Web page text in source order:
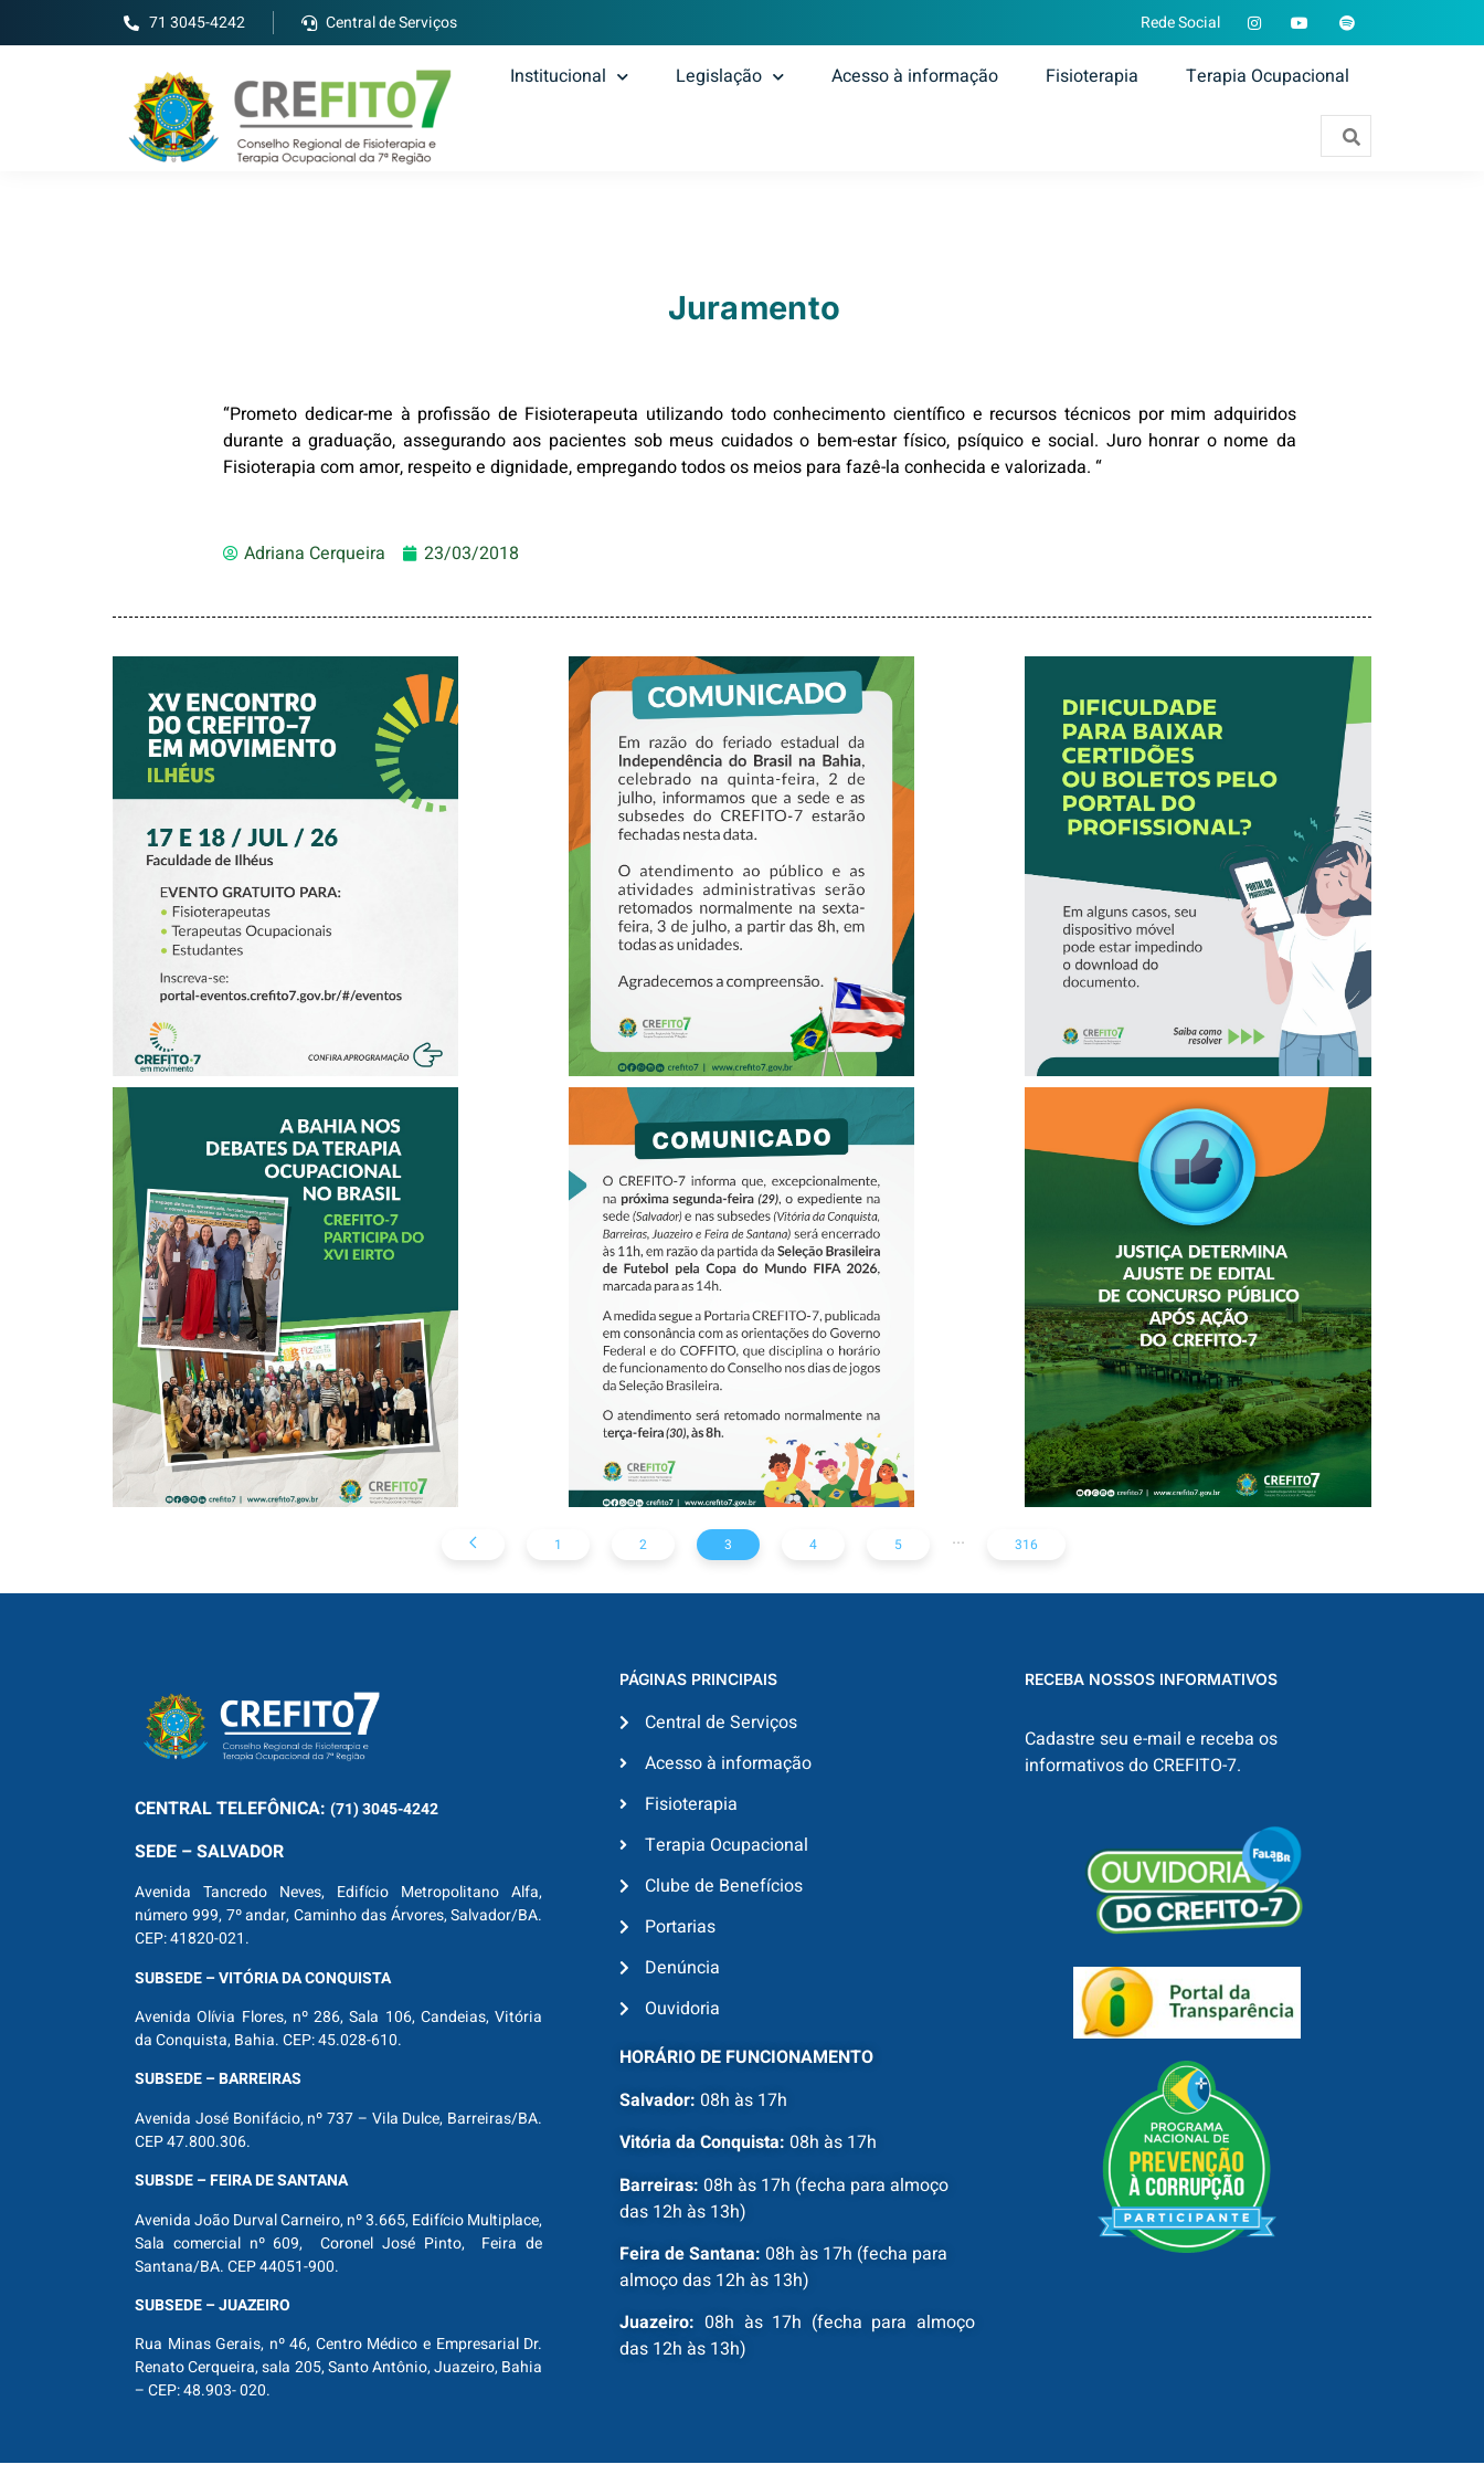
71 3045-4242 Central de Serviços Rede Social
Institucional Legislação Acesso à informação Fisioterapia Terapia Ocupacional
Juramento
“Prometo dedicar-me à profissão de Fisioterapeuta utilizando todo conhecimento científico e recursos técnicos por mim adquiridos
durante a graduação, assegurando aos pacientes sob meus cuidados o bem-estar físico, psíquico e social. Juro honrar o nome da
Fisioterapia com amor, respeito e dignidade, empregando todos os meios para fazê-la conhecida e valorizada. “
Adriana Cerqueira 23/03/2018
XV CREFITO-7 EM
MOVIMENTO
CHEGA A ILHÉUS
COM DOIS DIAS DE
PROGRAMAÇÃO
PARA
FISIOTERAPEUTAS,
TERAPEUTAS
OCUPACIONAIS E
ESTUDANTES
COMUNICADO –
FERIADO DE 2 DE
JULHO
ORIENTAÇÕES
PARA BAIXAR
BOLETOS PELO
PORTAL DO
PROFISSIONAL
A BAHIA NOS
DEBATES DA
TERAPIA
OCUPACIONAL NO
BRASIL – CREFITO-
7 PARTICIPA DO
XVI EIRTO
COMUNICADO –
ALTERAÇÃO DE
EXPEDIENTE
JUSTIÇA
DETERMINA
AJUSTE DE EDITAL
DE CONCURSO
PÚBLICO APÓS
AÇÃO DO
CREFITO-7
1 2 3 4 5 ... 316
CENTRALTELEFÔNICA: (71) 3045-4242
SEDE – SALVADOR
Avenida Tancredo Neves, Edifício Metropolitano Alfa,
número 999, 7º andar, Caminho das Árvores, Salvador/BA.
CEP: 41820-021.
SUBSEDE – VITÓRIA DA CONQUISTA
Avenida Olívia Flores, nº 286, Sala 106, Candeias, Vitória
da Conquista, Bahia. CEP: 45.028-610.
SUBSEDE – BARREIRAS
Avenida José Bonifácio, nº 737 – Vila Dulce, Barreiras/BA.
CEP 47.800.306.
SUBSDE – FEIRA DE SANTANA
Avenida João Durval Carneiro, nº 3.665, Edifício Multiplace,
Sala comercial nº 609, Coronel José Pinto, Feira de
Santana/BA. CEP 44051-900.
SUBSEDE – JUAZEIRO
Rua Minas Gerais, nº 46, Centro Médico e Empresarial Dr.
Renato Cerqueira, sala 205, Santo Antônio, Juazeiro, Bahia
– CEP: 48.903- 020.
PÁGINAS PRINCIPAIS
Central de Serviços
Acesso à informação
Fisioterapia
Terapia Ocupacional
Clube de Benefícios
Portarias
Denúncia
Ouvidoria
HORÁRIO DE FUNCIONAMENTO
Salvador: 08h às 17h
Vitória da Conquista: 08h às 17h
Barreiras: 08h às 17h (fecha para almoço
das 12h às 13h)
Feira de Santana: 08h às 17h (fecha para
almoço das 12h às 13h)
Juazeiro: 08h às 17h (fecha para almoço
das 12h às 13h)
RECEBA NOSSOS INFORMATIVOS
Cadastre seu e-mail e receba os
informativos do CREFITO-7.